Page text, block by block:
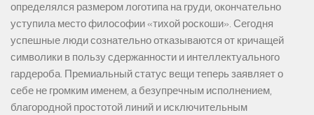
определялся размером логотипа на груди, окончательно
уступила место философии «тихой роскоши». Сегодня
успешные люди сознательно отказываются от кричащей
символики в пользу сдержанности и интеллектуального
гардероба. Премиальный статус вещи теперь заявляет о
себе не громким именем, а безупречным исполнением,
благородной простотой линий и исключительным